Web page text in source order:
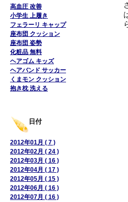
高血圧 改善
小学生 上履き
フェラーリ キャップ
座布団 クッション
座布団 姿勢
化粧品 無料
ヘアゴム キッズ
ヘアバンド サッカー
くまモン クッション
抱き枕 洗える
日付
2012年01月 ( 7 )
2012年02月 ( 24 )
2012年03月 ( 16 )
2012年04月 ( 17 )
2012年05月 ( 15 )
2012年06月 ( 16 )
2012年07月 ( 16 )